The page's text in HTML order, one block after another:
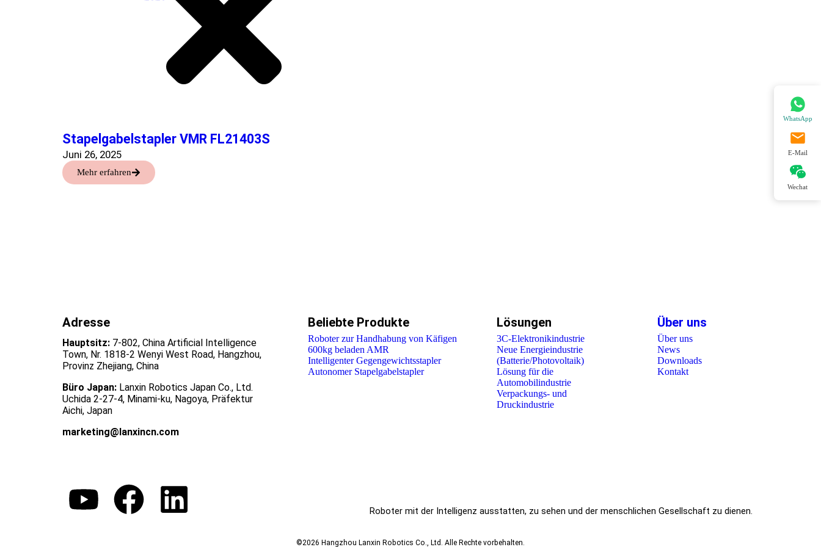
Stapelgabelstapler VMR FL21403S
Juni 26, 2025
Mehr erfahren
Adresse
Hauptsitz: 7-802, China Artificial Intelligence
Town, Nr. 1818-2 Wenyi West Road, Hangzhou,
Provinz Zhejiang, China
Büro Japan: Lanxin Robotics Japan Co., Ltd.
Uchida 2-27-4, Minami-ku, Nagoya, Präfektur
Aichi, Japan
marketing@lanxincn.com
Beliebte Produkte
Roboter zur Handhabung von Käfigen
600kg beladen AMR
Intelligenter Gegengewichtsstapler
Autonomer Stapelgabelstapler
Lösungen
3C-Elektronikindustrie
Neue Energieindustrie
(Batterie/Photovoltaik)
Lösung für die
Automobilindustrie
Verpackungs- und
Druckindustrie
Über uns
Über uns
News
Downloads
Kontakt
Roboter mit der Intelligenz ausstatten, zu sehen und der menschlichen Gesellschaft zu dienen.
©2026 Hangzhou Lanxin Robotics Co., Ltd. Alle Rechte vorbehalten.
WhatsApp
E-Mail
Wechat